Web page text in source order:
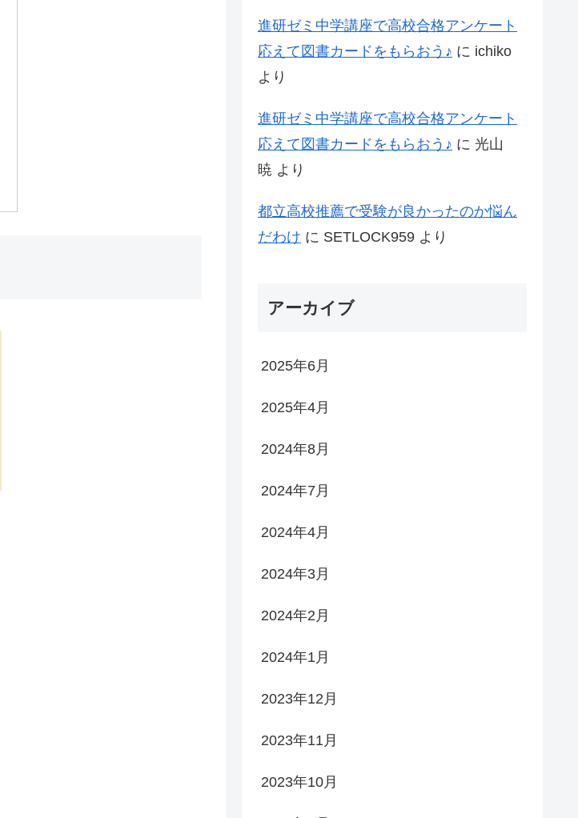
進研ゼミ中学講座で高校合格アンケート
応えて図書カードをもらおう♪ に ichiko
より
進研ゼミ中学講座で高校合格アンケート
応えて図書カードをもらおう♪ に 光山
暁 より
都立高校推薦で受験が良かったのか悩ん
だわけ に SETLOCK959 より
アーカイブ
2025年6月
2025年4月
2024年8月
2024年7月
2024年4月
2024年3月
2024年2月
2024年1月
2023年12月
2023年11月
2023年10月